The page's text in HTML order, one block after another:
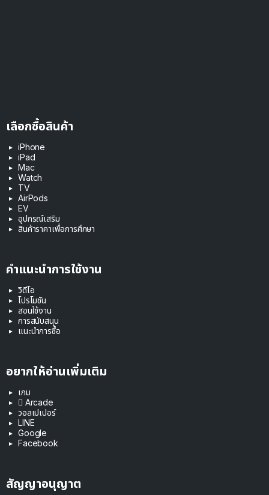
เลือกซื้อสินค้า
iPhone
iPad
Mac
Watch
TV
AirPods
EV
อุปกรณ์เสริม
สินค้าราคาเพื่อการศึกษา
คำแนะนำการใช้งาน
วิดีโอ
โปรโมชัน
สอนใช้งาน
การสนับสนุน
แนะนำการซื้อ
อยากให้อ่านเพิ่มเติม
เกม
 Arcade
วอลเปเปอร์
LINE
Google
Facebook
สัญญาอนุญาต